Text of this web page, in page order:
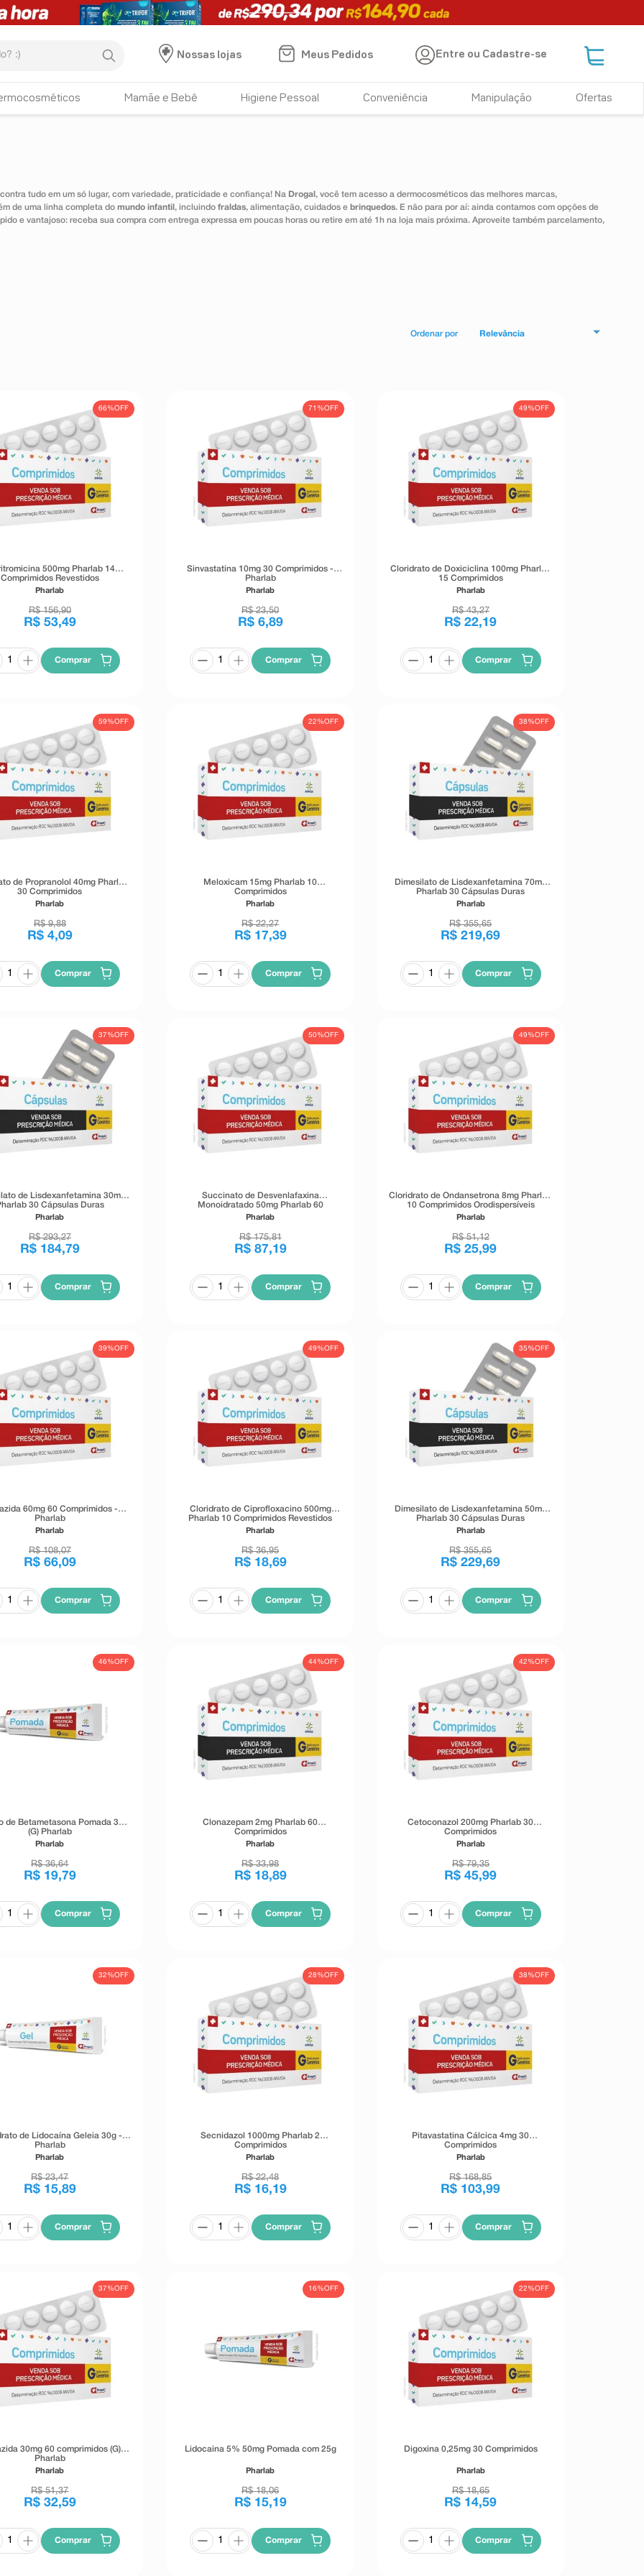
Nossas lojas
Meus Pedidos Entre ou Cadastre-se
Mamãe e Bebê Higiene Pessoal Conveniência Manipulação Ofertas
tudo em um só lugar, com variedade, praticidade e confiança! Na Drogal , você tem acesso a dermocosméticos das melhores marcas,
de uma linha completa do mundo infantil , incluindo fraldas, alimentação, cuidados e brinquedos. E não para por aí: ainda contamos com opções de
e vantajoso: receba sua compra com entrega expressa em poucas horas ou retire em até 1h na loja mais próxima. Aproveite também parcelamento,
Relevância
66%OFF
500mg Pharlab 14
Comprimidos Revestidos
Pharlab
R$ 156,90
R$ 53,49
Comprar
71%OFF
Sinvastatina 10mg 30 Comprimidos -
Pharlab
Pharlab
R$ 23,50
R$ 6,89
Comprar
49%OFF
Cloridrato de Doxiciclina 100mg Pharlab
15 Comprimidos
Pharlab
R$ 43,27
R$ 22,19
Comprar
59%OFF
de Propranolol 40mg Pharlab
30 Comprimidos
Pharlab
R$ 9,88
R$ 4,09
Comprar
22%OFF
Meloxicam 15mg Pharlab 10
Comprimidos
Pharlab
R$ 22,27
R$ 17,39
Comprar
38%OFF
Dimesilato de Lisdexanfetamina 70mg
Pharlab 30 Cápsulas Duras
Pharlab
R$ 355,65
R$ 219,69
Comprar
37%OFF
de Lisdexanfetamina 30mg
30 Cápsulas Duras
Pharlab
R$ 293,27
R$ 184,79
Comprar
50%OFF
Succinato de Desvenlafaxina
Monoidratado 50mg Pharlab 60
Comprimidos Revestidos de Liberação
Pharlab
R$ 175,81
R$ 87,19
Comprar
49%OFF
Cloridrato de Ondansetrona 8mg Pharlab
10 Comprimidos Orodispersíveis
Pharlab
R$ 51,12
R$ 25,99
Comprar
39%OFF
60mg 60 Comprimidos -
Pharlab
Pharlab
R$ 108,07
R$ 66,09
Comprar
49%OFF
Cloridrato de Ciprofloxacino 500mg
Pharlab 10 Comprimidos Revestidos
Pharlab
R$ 36,95
R$ 18,69
Comprar
35%OFF
Dimesilato de Lisdexanfetamina 50mg
Pharlab 30 Cápsulas Duras
Pharlab
R$ 355,65
R$ 229,69
Comprar
46%OFF
de Betametasona Pomada 30g
(G) Pharlab
Pharlab
R$ 36,64
R$ 19,79
Comprar
44%OFF
Clonazepam 2mg Pharlab 60
Comprimidos
Pharlab
R$ 33,98
R$ 18,89
Comprar
42%OFF
Cetoconazol 200mg Pharlab 30
Comprimidos
Pharlab
R$ 79,35
R$ 45,99
Comprar
32%OFF
de Lidocaína Geleia 30g -
Pharlab
Pharlab
R$ 23,47
R$ 15,89
Comprar
28%OFF
Secnidazol 1000mg Pharlab 2
Comprimidos
Pharlab
R$ 22,48
R$ 16,19
Comprar
38%OFF
Pitavastatina Cálcica 4mg 30
Comprimidos
Pharlab
R$ 168,85
R$ 103,99
Comprar
37%OFF
30mg 60 comprimidos (G)
Pharlab
Pharlab
R$ 51,37
R$ 32,59
Comprar
16%OFF
Lidocaina 5% 50mg Pomada com 25g
Pharlab
R$ 18,06
R$ 15,19
Comprar
22%OFF
Digoxina 0,25mg 30 Comprimidos
Pharlab
R$ 18,65
R$ 14,59
Comprar